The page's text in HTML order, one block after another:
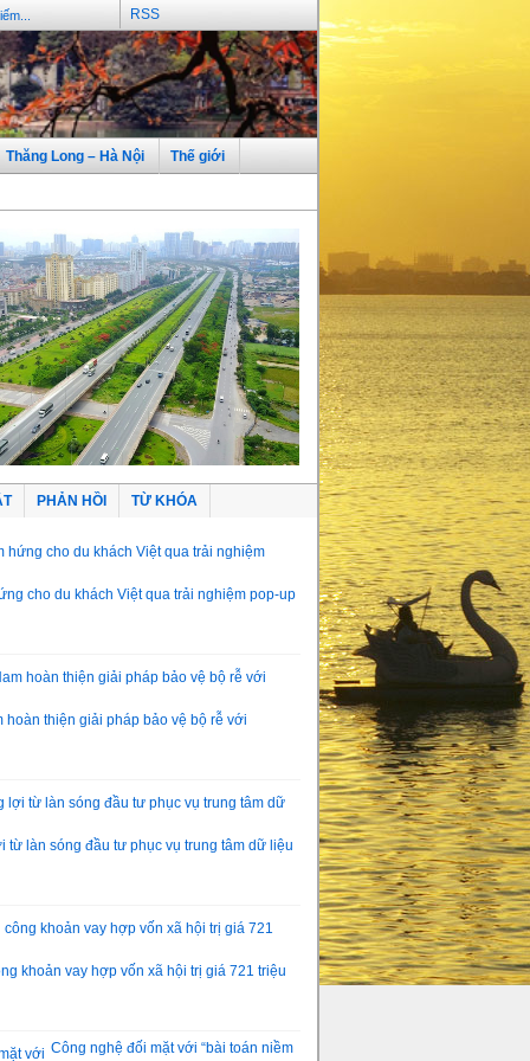
RSS
Thăng Long – Hà Nội Thế giới
PHẢN HỒI TỪ KHÓA
cho du khách Việt qua trải nghiệm pop-up
hoàn thiện giải pháp bảo vệ bộ rễ với
từ làn sóng đầu tư phục vụ trung tâm dữ liệu
khoản vay hợp vốn xã hội trị giá 721 triệu
Công nghệ đối mặt với “bài toán niềm